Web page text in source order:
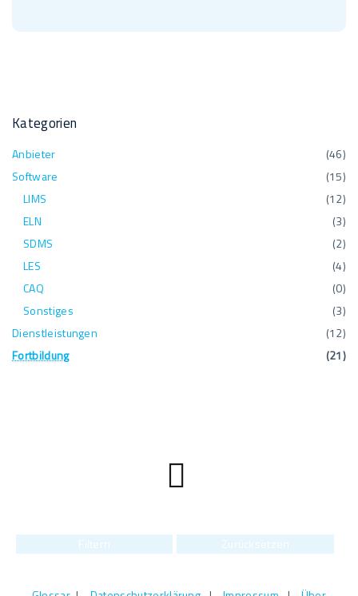
Kategorien
(46)
Anbieter
(15)
Software
(12)
LIMS
(3)
ELN
(2)
SDMS
(4)
LES
(0)
CAQ
(3)
Sonstiges
(12)
Dienstleistungen
(21)
Fortbildung
Filtern Zurücksetzen